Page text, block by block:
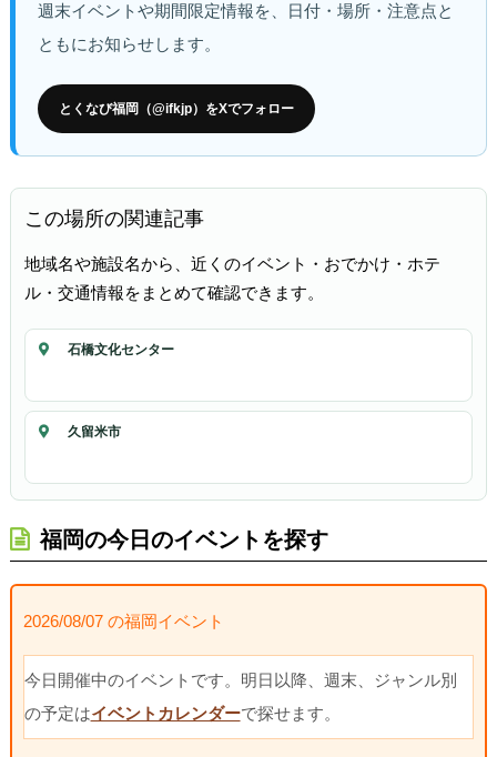
週末イベントや期間限定情報を、日付・場所・注意点と
ともにお知らせします。
とくなび福岡（@ifkjp）をXでフォロー
この場所の関連記事
地域名や施設名から、近くのイベント・おでかけ・ホテ
ル・交通情報をまとめて確認できます。
石橋文化センター
久留米市
福岡の今日のイベントを探す
2026/08/07 の福岡イベント
今日開催中のイベントです。明日以降、週末、ジャンル別
の予定はイベントカレンダーで探せます。